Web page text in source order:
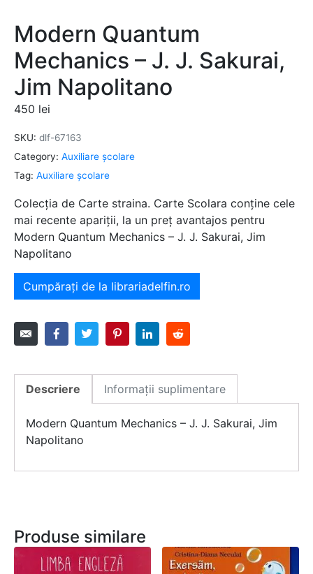
Modern Quantum
Mechanics – J. J. Sakurai,
Jim Napolitano
450 lei
SKU: dlf-67163
Category: Auxiliare şcolare
Tag: Auxiliare şcolare
Colecția de Carte straina. Carte Scolara conține cele
mai recente apariții, la un preț avantajos pentru
Modern Quantum Mechanics – J. J. Sakurai, Jim
Napolitano
Cumpărați de la librariadelfin.ro
Descriere Informații suplimentare
Modern Quantum Mechanics – J. J. Sakurai, Jim
Napolitano
Produse similare